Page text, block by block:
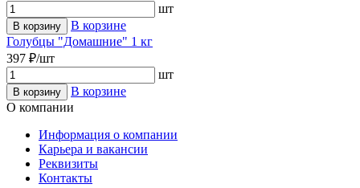
шт
В корзину
В корзине
Голубцы "Домашние" 1 кг
397 ₽/шт
шт
В корзину
В корзине
О компании
Информация о компании
Карьера и вакансии
Реквизиты
Контакты